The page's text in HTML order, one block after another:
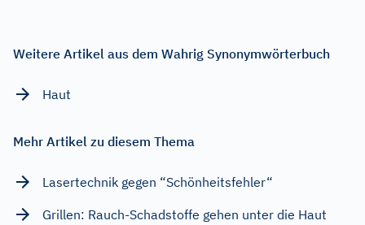
Weitere Artikel aus dem Wahrig Synonymwörterbuch
Haut
Mehr Artikel zu diesem Thema
Lasertechnik gegen “Schönheitsfehler“
Grillen: Rauch-Schadstoffe gehen unter die Haut